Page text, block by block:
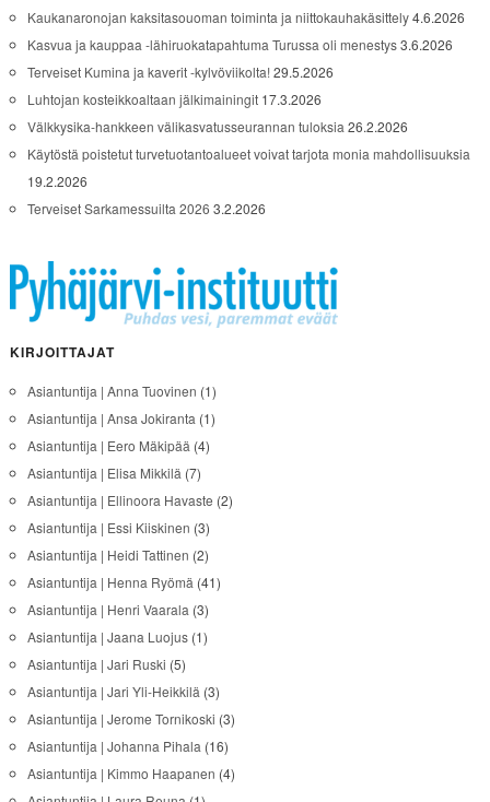
Kaukanaronojan kaksitasouoman toiminta ja niittokauhakäsittely4.6.2026
Kasvua ja kauppaa -lähiruokatapahtuma Turussa oli menestys3.6.2026
Terveiset Kumina ja kaverit -kylvöviikolta!29.5.2026
Luhtojan kosteikkoaltaan jälkimainingit 17.3.2026
Välkkysika-hankkeen välikasvatusseurannan tuloksia 26.2.2026
Käytöstä poistetut turvetuotantoalueet voivat tarjota monia mahdollisuuksia
19.2.2026
Terveiset Sarkamessuilta 2026 3.2.2026
KIRJOITTAJAT
Asiantuntija | Anna Tuovinen (1)
Asiantuntija | Ansa Jokiranta (1)
Asiantuntija | Eero Mäkipää (4)
Asiantuntija | Elisa Mikkilä (7)
Asiantuntija | Ellinoora Havaste (2)
Asiantuntija | Essi Kiiskinen (3)
Asiantuntija | Heidi Tattinen (2)
Asiantuntija | Henna Ryömä (41)
Asiantuntija | Henri Vaarala (3)
Asiantuntija | Jaana Luojus(1)
Asiantuntija | Jari Ruski (5)
Asiantuntija | Jari Yli-Heikkilä (3)
Asiantuntija | Jerome Tornikoski (3)
Asiantuntija | Johanna Pihala (16)
Asiantuntija | Kimmo Haapanen (4)